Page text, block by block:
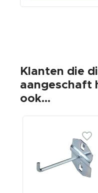
Klanten die
aangeschaft
ook...